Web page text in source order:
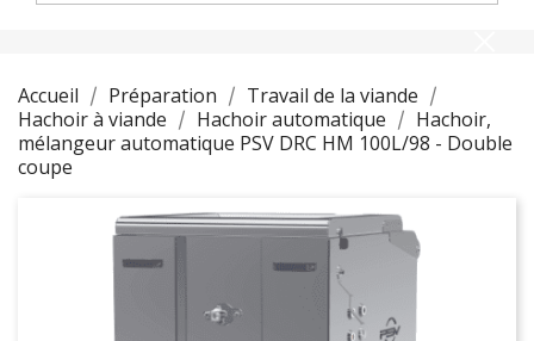
Accueil Préparation
Travail de la viande
Hachoir à viande
Hachoir automatique
Hachoir,
mélangeur automatique PSV DRC HM 100L/98 - Double
coupe